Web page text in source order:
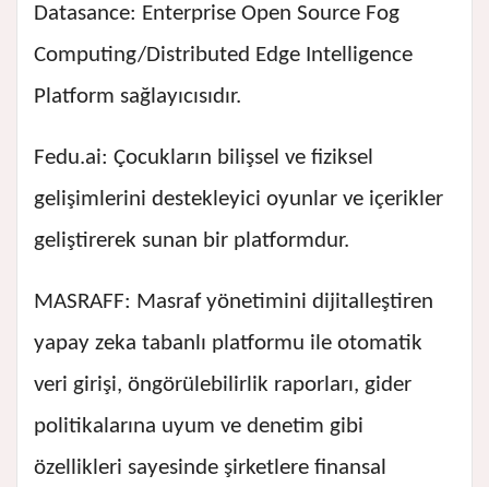
Datasance: Enterprise Open Source Fog
Computing/Distributed Edge Intelligence
Platform sağlayıcısıdır.
Fedu.ai: Çocukların bilişsel ve fiziksel
gelişimlerini destekleyici oyunlar ve içerikler
geliştirerek sunan bir platformdur.
MASRAFF: Masraf yönetimini dijitalleştiren
yapay zeka tabanlı platformu ile otomatik
veri girişi, öngörülebilirlik raporları, gider
politikalarına uyum ve denetim gibi
özellikleri sayesinde şirketlere finansal